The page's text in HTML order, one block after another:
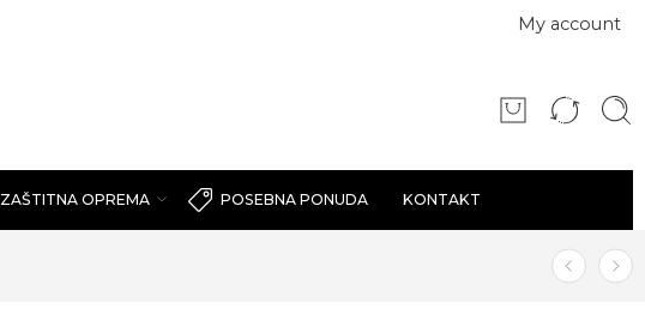
My account
ZAŠTITNA OPREMA POSEBNA PONUDA KONTAKT